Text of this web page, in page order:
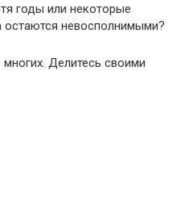
годы или некоторые
остаются невосполнимыми?
Делитесь своими